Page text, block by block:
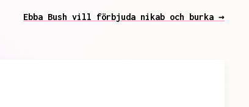
Ebba Bush vill förbjuda nikab och burka →